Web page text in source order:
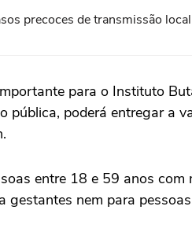
precoces de transmissão
para o Instituto
pública, poderá entregar a
entre 18 e 59 anos
gestantes nem para